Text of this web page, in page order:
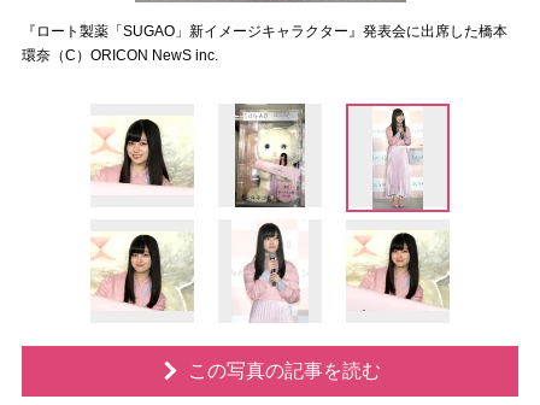
『ロート製薬「SUGAO」新イメージキャラクター』発表会に出席した橋本
環奈（C）ORICON NewS inc.
この写真の記事を読む